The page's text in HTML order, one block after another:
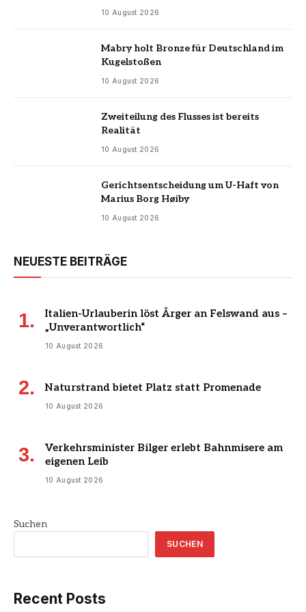
10 August 2026
Mabry holt Bronze für Deutschland im
Kugelstoßen
10 August 2026
Zweiteilung des Flusses ist bereits
Realität
10 August 2026
Gerichtsentscheidung um U-Haft von
Marius Borg Høiby
10 August 2026
NEUESTE BEITRÄGE
Italien-Urlauberin löst Ärger an Felswand aus –
„Unverantwortlich“
10 August 2026
Naturstrand bietet Platz statt Promenade
10 August 2026
Verkehrsminister Bilger erlebt Bahnmisere am
eigenen Leib
10 August 2026
Suchen
SUCHEN
Recent Posts